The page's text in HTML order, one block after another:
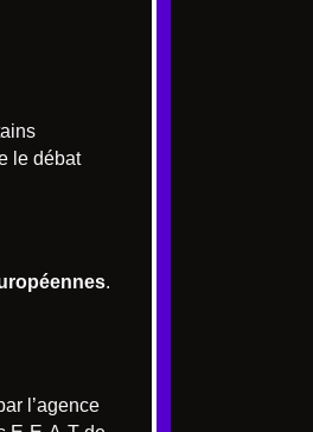
le débat
.
l’agence